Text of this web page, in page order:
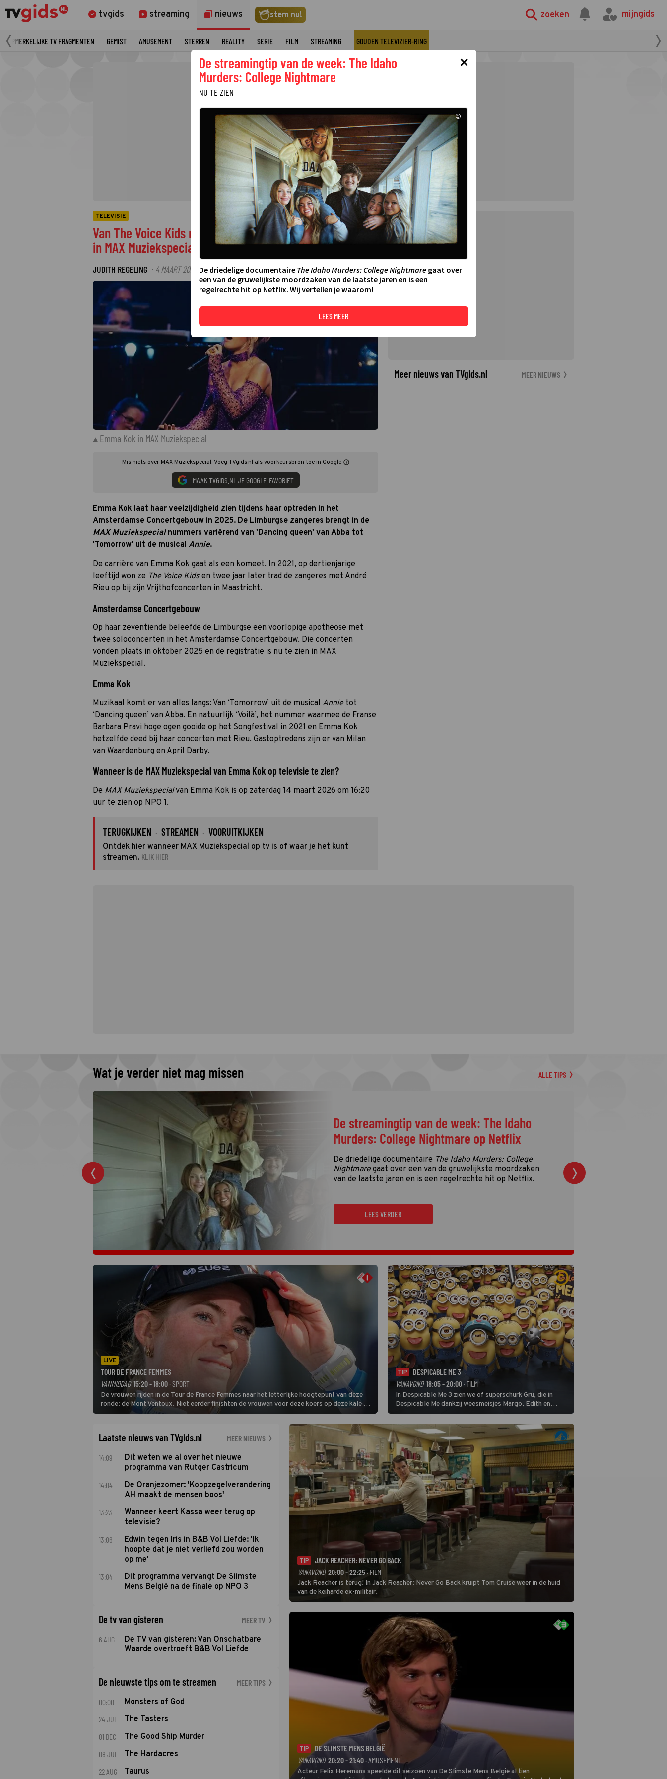
tvgids streaming nieuws stem nu! zoeken mijngids
OPMERKELIJKE TV FRAGMENTEN GEMIST AMUSEMENT STERREN REALITY SERIE FILM STREAMING GOUDEN TELEVIZIER-RING
TELEVISIE
Van The Voice Kids naar het Concertgebouw: Emma Kok
in MAX Muziekspecial
JUDITH REGELING · 4 MAART 2026 12:16
©
Emma Kok in MAX Muziekspecial
Mis niets over MAX Muziekspecial. Voeg TVgids.nl als voorkeursbron toe in Google.
MAAK TVGIDS.NL JE GOOGLE-FAVORIET
Emma Kok laat haar veelzijdigheid zien tijdens haar optreden in het
Amsterdamse Concertgebouw in 2025. De Limburgse zangeres brengt in de
MAX Muziekspecialnummers variërend van 'Dancing queen' van Abba tot
'Tomorrow' uit de musical Annie.
De carrière van Emma Kok gaat als een komeet. In 2021, op dertienjarige
leeftijd won ze The Voice Kids en twee jaar later trad de zangeres met André
Rieu op bij zijn Vrijthofconcerten in Maastricht.
Amsterdamse Concertgebouw
Op haar zeventiende beleefde de Limburgse een voorlopige apotheose met
twee soloconcerten in het Amsterdamse Concertgebouw. Die concerten
vonden plaats in oktober 2025 en de registratie is nu te zien in MAX
Muziekspecial.
Emma Kok
Muzikaal komt er van alles langs: Van ‘Tomorrow’ uit de musical Annie tot
‘Dancing queen’ van Abba. En natuurlijk ‘Voilà’, het nummer waarmee de Franse
Barbara Pravi hoge ogen gooide op het Songfestival in 2021 en Emma Kok
hetzelfde deed bij haar concerten met Rieu. Gastoptredens zijn er van Milan
van Waardenburg en April Darby.
Wanneer is de MAX Muziekspecial van Emma Kok op televisie te zien?
De MAX Muziekspecialvan Emma Kok is op zaterdag 14 maart 2026 om 16:20
uur te zien op NPO 1.
TERUGKIJKEN · STREAMEN · VOORUITKIJKEN
Ontdek hier wanneer MAX Muziekspecial op tv is of waar je het kunt
streamen. KLIK HIER
Meer nieuws van TVgids.nl MEER NIEUWS
Wat je verder niet mag missen ALLE TIPS
De streamingtip van de week: The Idaho
Murders: College Nightmare op Netflix
De driedelige documentaire The Idaho Murders: College
Nightmare gaat over een van de gruwelijkste moordzaken
van de laatste jaren en is een regelrechte hit op Netflix.
LEES VERDER
LIVE
TOUR DE FRANCE FEMMES
VANMIDDAG 15:20 - 18:00 · SPORT
De vrouwen rijden in de Tour de France Femmes naar het letterlijke hoogtepunt van deze
ronde: de Mont Ventoux. Niet eerder finishten de vrouwen voor deze koers op deze kale col
uit de buitencategorie. De aanloop naar de slotklim is vlak.
TIP
DESPICABLE ME 3
VANAVOND 18:05 - 20:00 · FILM
In Despicable Me 3 zien we of superschurk Gru, die in
Despicable Me dankzij weesmeisjes Margo, Edith en
Agnes de overstap naar het rechte pad maakte, ook op
dat pad weet te blijven.
Laatste nieuws van TVgids.nl MEER NIEUWS
14:09
Dit weten we al over het nieuwe
programma van Rutger Castricum
14:04
De Oranjezomer: 'Koopzegelverandering
AH maakt de mensen boos'
13:23
Wanneer keert Kassa weer terug op
televisie?
13:06
Edwin tegen Iris in B&B Vol Liefde: 'Ik
hoopte dat je niet verliefd zou worden
op me'
13:04
Dit programma vervangt De Slimste
Mens België na de finale op NPO 3
De tv van gisteren MEER TV
6 AUG
De TV van gisteren: Van Onschatbare
Waarde overtroeft B&B Vol Liefde
De nieuwste tips om te streamen MEER TIPS
00:00 Monsters of God
24 JUL The Tasters
01 DEC The Good Ship Murder
08 JUL The Hardacres
22 AUG Taurus
TIP
JACK REACHER: NEVER GO BACK
VANAVOND 20:00 - 22:25· FILM
Jack Reacher is terug! In Jack Reacher: Never Go Back kruipt Tom Cruise weer in de huid
van de keiharde ex-militair.
TIP
DE SLIMSTE MENS BELGIË
VANAVOND 20:20 - 21:40 · AMUSEMENT
Acteur Felix Heremans speelde dit seizoen van De Slimste Mens België al tien
×
De streamingtip van de week: The Idaho
Murders: College Nightmare
NU TE ZIEN
©
De driedelige documentaire The Idaho Murders: College Nightmaregaat over
een van de gruwelijkste moordzaken van de laatste jaren en is een
regelrechte hit op Netflix. Wij vertellen je waarom!
LEES MEER